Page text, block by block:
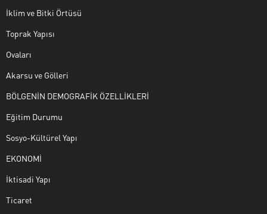
İklim ve Bitki Örtüsü
Toprak Yapısı
Ovaları
Akarsu ve Gölleri
BÖLGENİN DEMOGRAFİK ÖZELLİKLERİ
Eğitim Durumu
Sosyo-Kültürel Yapı
EKONOMİ
İktisadi Yapı
Ticaret